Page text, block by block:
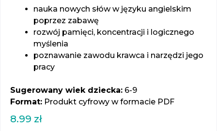
nauka nowych słów w języku angielskim
poprzez zabawę
rozwój pamięci, koncentracji i logicznego
myślenia
poznawanie zawodu krawca i narzędzi jego
pracy
Sugerowany wiek dziecka: 6-9
Format: Produkt cyfrowy w formacie PDF
8.99 zł